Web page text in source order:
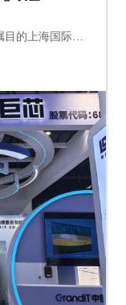
的上海国际半
海新国际博览